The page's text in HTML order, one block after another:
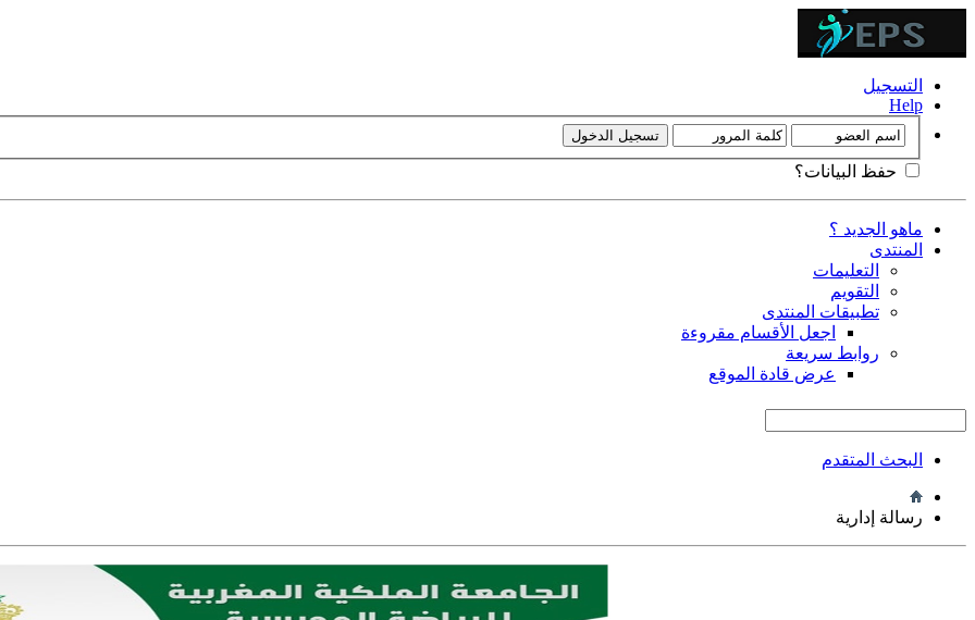
التسجيل
Help
حفظ البيانات؟
ماهو الجديد ؟
المنتدى
التعليمات
التقويم
تطبيقات المنتدى
اجعل الأقسام مقروءة
روابط سريعة
عرض قادة الموقع
البحث المتقدم
رسالة إدارية